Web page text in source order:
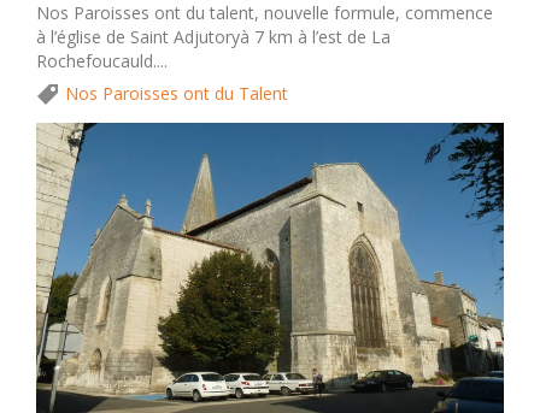
Nos Paroisses ont du talent, nouvelle formule, commence
à l’église de Saint Adjutoryà 7 km à l’est de La
Rochefoucauld....
Nos Paroisses ont du Talent